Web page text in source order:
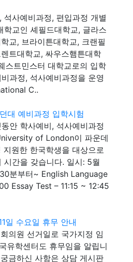
석사예비과정, 편입과정 개별
학교인 셰필드대학교, 글라스
교, 브라이튼대학교, 크랜필
트대학교, 싸우스햄튼대학
스트민스터 대학교로의 입학
과정, 석사예비과정을 운영
C..
대 예비과정 입학시험
안 학사예비, 석사예비과정
of London이 파운데
지원한 한국학생을 대상으로
시간을 갖습니다. 일시: 5월
분부터~ English Language
Essay Test – 11:15 ~ 12:45
일 수요일 휴무 안내
의원 선거일로 국가지정 임
유학센터도 휴무임을 알립니
금하신 사항은 상담 게시판